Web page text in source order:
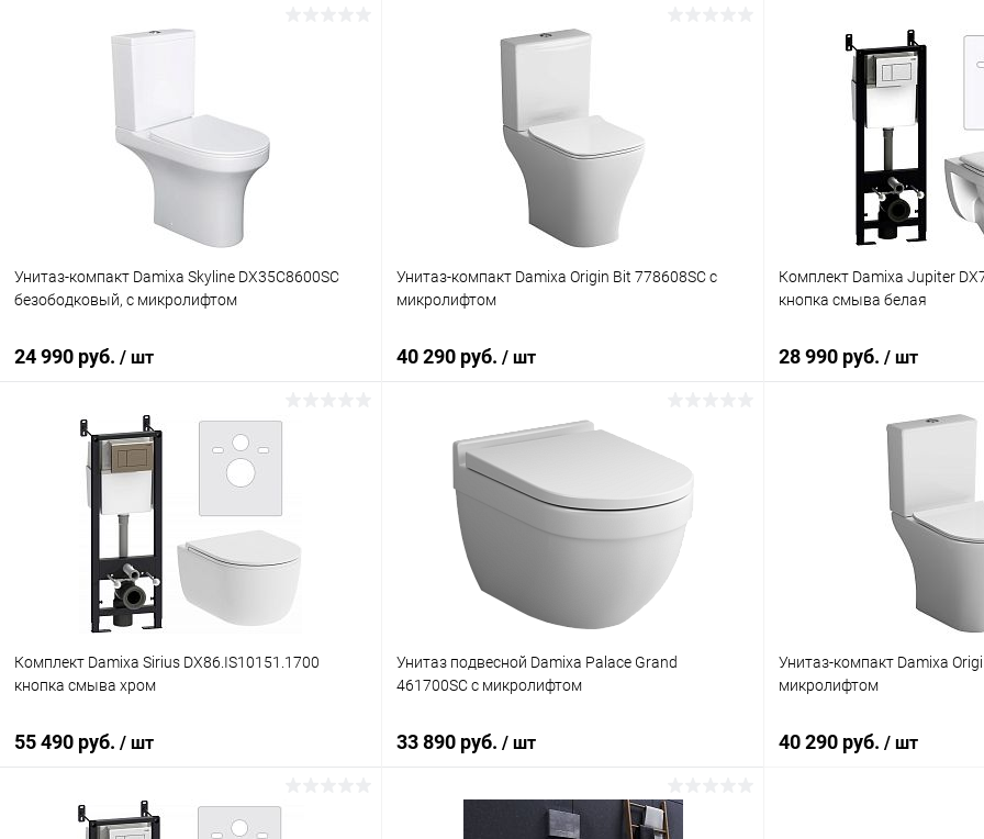
Унитаз-компакт Damixa Skyline DX35C8600SC
безободковый, с микролифтом
24 990 руб. / шт
В корзину
Купить в 1 клик
Под заказ
Унитаз-компакт Damixa Origin Bit 778608SC с
микролифтом
40 290 руб. / шт
Купить в 1 клик Сравнение
В избранное
Комплект Damixa Jupiter
кнопка смыва белая
28 990 руб. / шт
Комплект Damixa Sirius DX86.IS10151.1700
кнопка смыва хром
55 490 руб. / шт
В корзину
Унитаз подвесной Damixa Palace Grand
461700SC с микролифтом
33 890 руб. / шт
В корзину
Унитаз-компакт Damixa
микролифтом
40 290 руб. / шт